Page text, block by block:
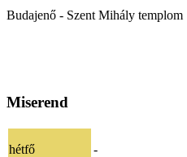
Budajenő - Szent Mihály templom
Miserend
hétfő -